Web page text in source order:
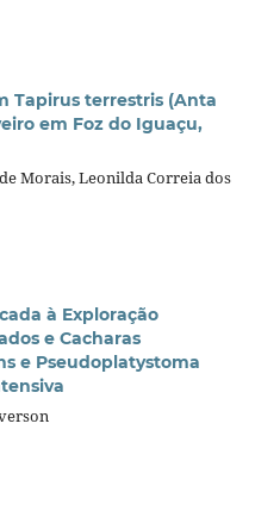
Tapirus terrestris (Anta
em Foz do Iguaçu,
Morais, Leonilda Correia dos
à Exploração
e Cacharas
e Pseudoplatystoma